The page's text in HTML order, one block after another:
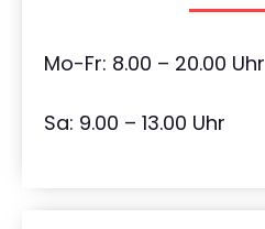
Mo-Fr: 8.00 – 20.00 Uhr
Sa: 9.00 – 13.00 Uhr